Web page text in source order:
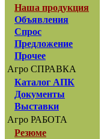
Наша продукция
Объявления
Спрос
Предложение
Прочее
Агро СПРАВКА
Каталог АПК
Документы
Выставки
Агро РАБОТА
Резюме